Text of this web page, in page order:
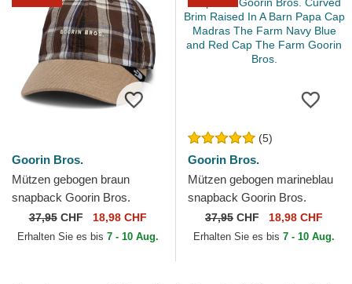
Goorin Bros.
Mützen gebogen braun
snapback Goorin Bros.
Curved Brim Ask Your
Mother Papa Cap Madras
37,95CHF 18,98 CHF
Erhalten Sie es bis 7 - 10 Aug.
(5)
Goorin Bros.
Mützen gebogen marineblau
snapback Goorin Bros.
Curved Brim Raised In A
Barn Papa Cap Madras
37,95 CHF 18,98 CHF
Erhalten Sie es bis 7 - 10 Aug.